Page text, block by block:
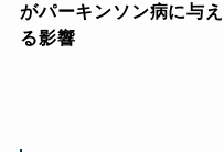
がパーキンソン病に与え
る影響